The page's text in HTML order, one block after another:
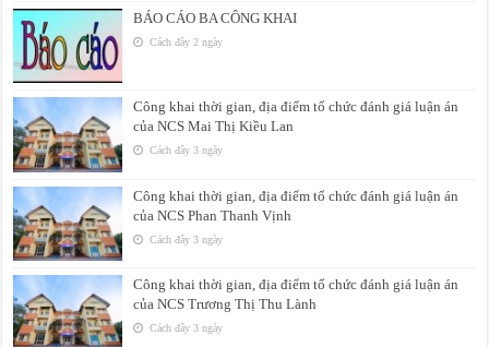
BÁO CÁO BA CÔNG KHAI
Cách đây 2 ngày
Công khai thời gian, địa điểm tổ chức đánh giá luận án
của NCS Mai Thị Kiều Lan
Cách đây 3 ngày
Công khai thời gian, địa điểm tổ chức đánh giá luận án
của NCS Phan Thanh Vịnh
Cách đây 3 ngày
Công khai thời gian, địa điểm tổ chức đánh giá luận án
của NCS Trương Thị Thu Lành
Cách đây 3 ngày